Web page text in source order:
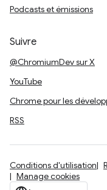
Podcasts et émissions
Suivre
@ChromiumDev sur X
YouTube
Chrome pour les
RSS
Conditions d'utilisation
Manage cookies